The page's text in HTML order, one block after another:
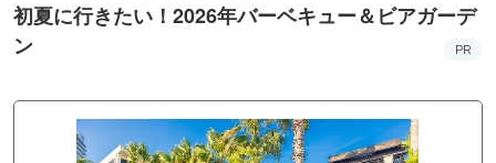
初夏に行きたい！2026年バーベキュー＆ビアガーデ
ン
PR